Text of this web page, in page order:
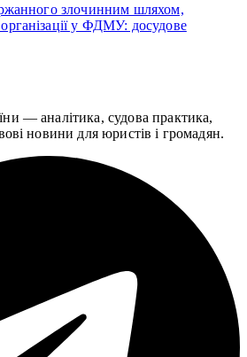
злочинним шляхом,
у ФДМУ: досудове
— аналітика, судова практика,
новини для юристів і громадян.